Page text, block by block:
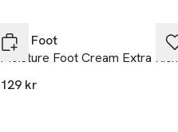
Baby Foot
Moisture Foot Cream Extra Rich
129 kr